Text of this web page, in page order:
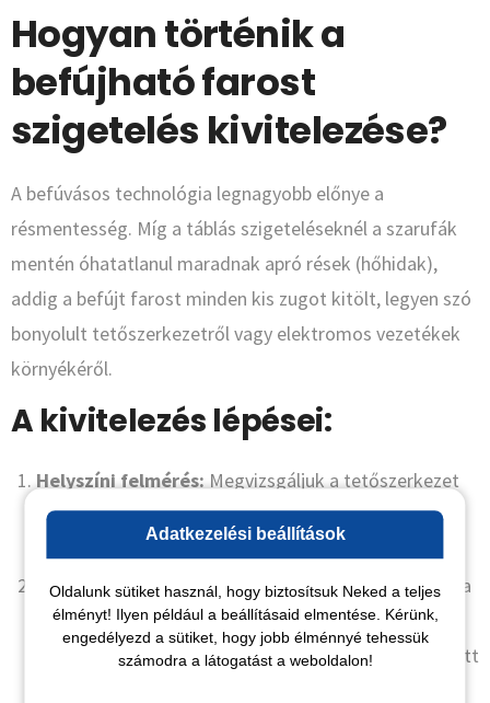
Hogyan történik a
befújható farost
szigetelés kivitelezése?
A befúvásos technológia legnagyobb előnye a
résmentesség. Míg a táblás szigeteléseknél a szarufák
mentén óhatatlanul maradnak apró rések (hőhidak),
addig a befújt farost minden kis zugot kitölt, legyen szó
bonyolult tetőszerkezetről vagy elektromos vezetékek
környékéről.
A kivitelezés lépései:
Helyszíni felmérés:Megvizsgáljuk a tetőszerkezet
állapotát, a párazáró és páraáteresztő fóliák
Szerkezet előkészítése:Ha szükséges, kialakítjuk a
fogadószerkezetet gipszkarton profilokból vagy
lécezésből, majd felhelyezzük a speciális, szálerősített
Adatkezelési beállítások
Oldalunk sütiket használ, hogy biztosítsuk Neked a teljes
élményt! Ilyen például a beállításaid elmentése. Kérünk,
engedélyezd a sütiket, hogy jobb élménnyé tehessük
számodra a látogatást a weboldalon!